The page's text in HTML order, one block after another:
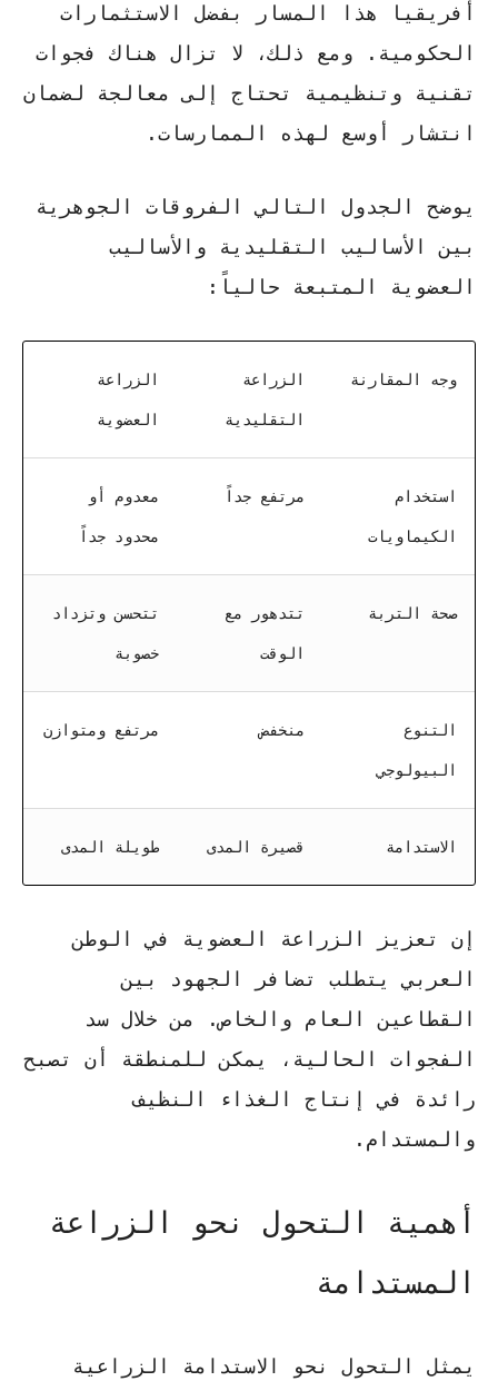
أفريقيا هذا المسار بفضل الاستثمارات
الحكومية. ومع ذلك، لا تزال هناك فجوات
تقنية وتنظيمية تحتاج إلى معالجة لضمان
انتشار أوسع لهذه الممارسات.
يوضح الجدول التالي الفروقات الجوهرية
بين الأساليب التقليدية والأساليب
العضوية المتبعة حالياً:
وجه المقارنة الزراعة
التقليدية
الزراعة
العضوية
استخدام
الكيماويات
مرتفع جداً معدوم أو
محدود جداً
صحة التربة تتدهور مع
الوقت
تتحسن وتزداد
خصوبة
التنوع
البيولوجي
منخفض مرتفع ومتوازن
الاستدامة قصيرة المدى طويلة المدى
إن تعزيز
الزراعة العضوية في الوطن
العربييتطلب تضافر الجهود بين
القطاعين العام والخاص. من خلال سد
الفجوات الحالية، يمكن للمنطقة أن تصبح
رائدة في إنتاج الغذاء النظيف
والمستدام.
أهمية التحول نحو الزراعة
المستدامة
يمثل التحول نحو
الاستدامة الزراعية